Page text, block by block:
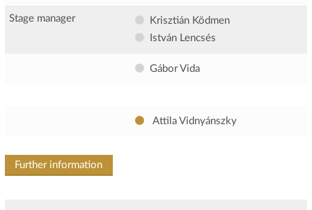
Stage manager
Krisztián Ködmen
István Lencsés
Gábor Vida
Attila Vidnyánszky
Further information